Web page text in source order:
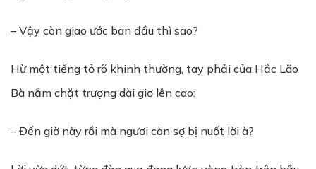
– Vậy còn giao ước ban đầu thì sao?
Hừ một tiếng tỏ rõ khinh thường, tay phải của Hắc Lão
Bà nắm chặt trượng dài giơ lên cao:
– Đến giờ này rồi mà ngươi còn sợ bị nuốt lời à?